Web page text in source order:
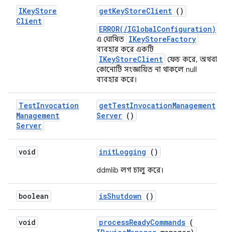
IKeyStore
Client
getKeyStoreClient ()
ERROR(/IGlobalConfiguration)
এ ঘোষিত IKeyStoreFactory
ব্যবহার করে একটি
IKeyStoreClient ফেচ করে, অথবা
কোনোটি সংজ্ঞায়িত না থাকলে null
ব্যবহার করে।
TestInvocation
Management
Server
getTestInvocationManagement
Server ()
void initLogging ()
ddmlib লগ চালু করে।
boolean isShutdown ()
void processReadyCommands (